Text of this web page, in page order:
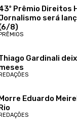
Prêmio Direitos
será
8)
Gardinali
Eduardo